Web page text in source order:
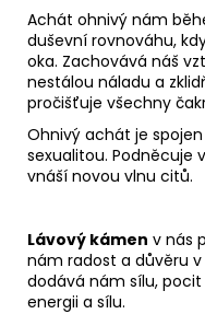
Achát ohnivý nám
duševní rovnováhu,
oka. Zachovává náš
nestálou náladu a
pročišťuje všechny
Ohnivý achát je
sexualitou. Podněcuje
vnáší novou vlnu citů.
Lávový kámen v nás
nám radost a důvěru
dodává nám sílu, pocit
energii a sílu.